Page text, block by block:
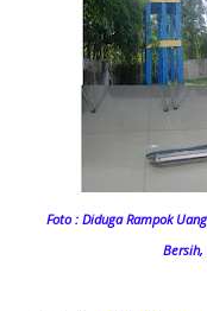
Foto : Diduga Rampok
Bersih,